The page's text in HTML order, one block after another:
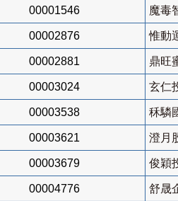
00001546 魔毒
00002876 惟動
00002881 鼎旺
00003024 玄仁
00003538 秝驎
00003621 澄月
00003679 俊穎
00004776 舒晟